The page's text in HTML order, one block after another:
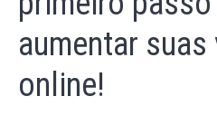
aumentar suas
online!